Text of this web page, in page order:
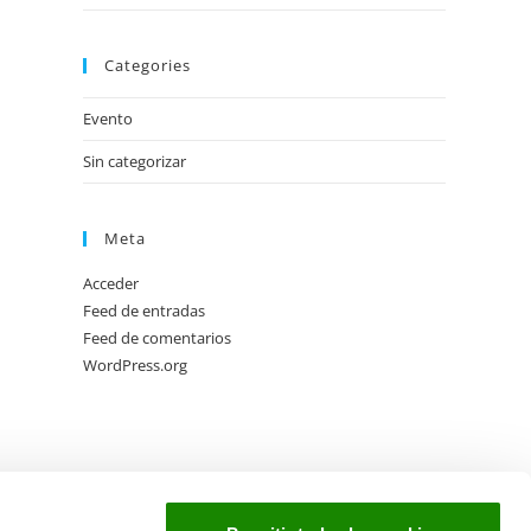
Categories
Evento
Sin categorizar
Meta
Acceder
Feed de entradas
Feed de comentarios
WordPress.org